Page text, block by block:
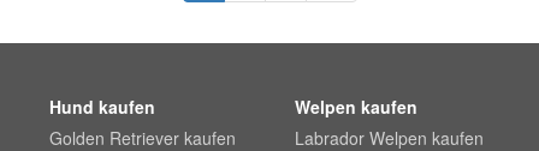
Hund kaufen
Golden Retriever kaufen
Welpen kaufen
Labrador Welpen kaufen